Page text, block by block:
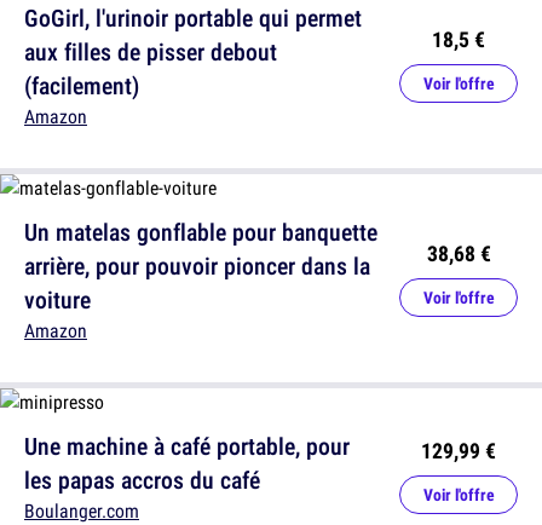
GoGirl, l'urinoir portable qui permet
aux filles de pisser debout
(facilement)
Amazon
18,5 €
Voir l'offre
Une machine à café portable, pour
les papas accros du café
Boulanger.com
129,99 €
Voir l'offre
Un matelas gonflable pour banquette
arrière, pour pouvoir pioncer dans la
voiture
Amazon
38,68 €
Voir l'offre